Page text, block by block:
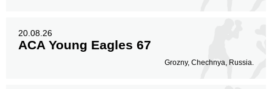
20.08.26
ACA Young Eagles 67
Grozny, Chechnya, Russia.